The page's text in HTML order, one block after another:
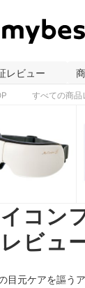
レビュー
すべての商品
コン
ビュ
目元ケアを謳う